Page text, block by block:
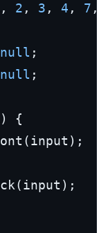
, 2 , 3 , 4 , 7 ,
null ;
null ;
) {